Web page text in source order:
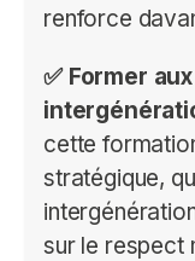
renforce
✅ Former
cette
stratégique,
sur le respect